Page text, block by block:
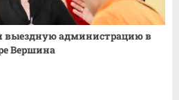
выездную администрацию в
Вершина